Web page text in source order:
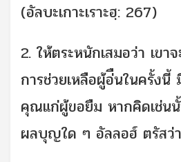
(อัลบะเกาะเราะฮฺ: 267)
2. ให้ตระหนักเสมอว่า เข
การช่วยเหลือผู้อ่ืนในครั้ง
คุณแก่ผู้ขอยืม หากคิดเช่นนั้
ผลบุญใด ๆ อัลลอฮ์ ตรัสว่า